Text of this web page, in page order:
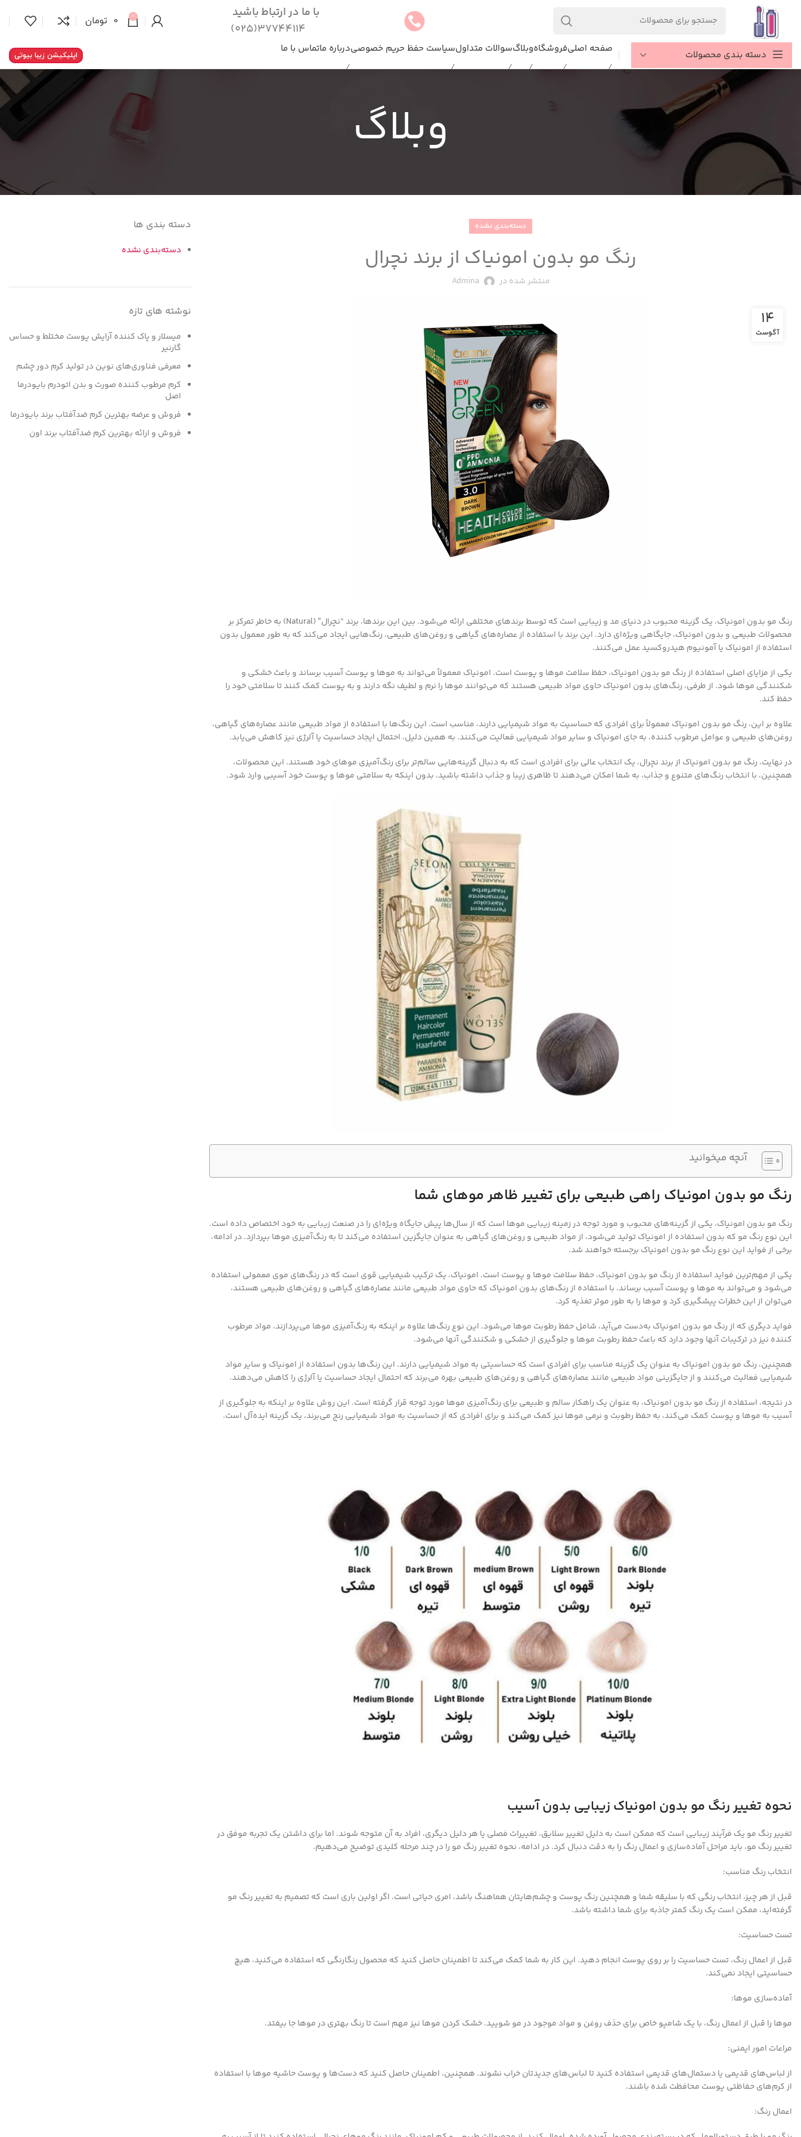
با ما در ارتباط باشید
37744114(025)
0
0 تومان
دسته بندی محصولات صفحه اصلیفروشگاهوبلاگسوالات متداولسیاست حفظ حریم خصوصیدرباره ماتماس با ما اپلیکیشن زیبا بیوتی
وبلاگ
دسته‌بندی نشده
رنگ مو بدون امونیاک از برند نچرال
منتشر شده در Admina
14
آگوست
رنگ مو بدون امونیاک، یک گزینه محبوب در دنیای مد و زیبایی است که توسط برندهای مختلفی ارائه می‌شود. بین این برندها، برند “نچرال” (Natural) به خاطر تمرکز بر
محصولات طبیعی و بدون امونیاک، جایگاهی ویژه‌ای دارد. این برند با استفاده از عصاره‌های گیاهی و روغن‌های طبیعی، رنگ‌هایی ایجاد می‌کند که به طور معمول بدون
استفاده از امونیاک یا آمونیوم هیدروکسید عمل می‌کنند.
یکی از مزایای اصلی استفاده از رنگ مو بدون امونیاک، حفظ سلامت موها و پوست است. امونیاک معمولاً می‌تواند به موها و پوست آسیب برساند و باعث خشکی و
شکنندگی موها شود. از طرفی، رنگ‌های بدون امونیاک حاوی مواد طبیعی هستند که می‌توانند موها را نرم و لطیف نگه دارند و به پوست کمک کنند تا سلامتی خود را
حفظ کند.
علاوه بر این، رنگ مو بدون امونیاک معمولاً برای افرادی که حساسیت به مواد شیمیایی دارند، مناسب است. این رنگ‌ها با استفاده از مواد طبیعی مانند عصاره‌های گیاهی،
روغن‌های طبیعی و عوامل مرطوب کننده، به جای امونیاک و سایر مواد شیمیایی فعالیت می‌کنند. به همین دلیل، احتمال ایجاد حساسیت یا آلرژی نیز کاهش می‌یابد.
در نهایت، رنگ مو بدون امونیاک از برند نچرال، یک انتخاب عالی برای افرادی است که به دنبال گزینه‌هایی سالم‌تر برای رنگ‌آمیزی موهای خود هستند. این محصولات،
همچنین، با انتخاب رنگ‌های متنوع و جذاب، به شما امکان می‌دهند تا ظاهری زیبا و جذاب داشته باشید، بدون اینکه به سلامتی موها و پوست خود آسیبی وارد شود.
آنچه میخوانید
رنگ مو بدون امونیاک راهی طبیعی برای تغییر ظاهر موهای شما
رنگ مو بدون امونیاک، یکی از گزینه‌های محبوب و مورد توجه در زمینه زیبایی موها است که از سال‌ها پیش جایگاه ویژه‌ای را در صنعت زیبایی به خود اختصاص داده است.
این نوع رنگ مو که بدون استفاده از امونیاک تولید می‌شود، از مواد طبیعی و روغن‌های گیاهی به عنوان جایگزین استفاده می‌کند تا به رنگ‌آمیزی موها بپردازد. در ادامه،
برخی از فواید این نوع رنگ مو بدون امونیاک برجسته خواهند شد.
یکی از مهم‌ترین فواید استفاده از رنگ مو بدون امونیاک، حفظ سلامت موها و پوست است. امونیاک، یک ترکیب شیمیایی قوی است که در رنگ‌های موی معمولی استفاده
می‌شود و می‌تواند به موها و پوست آسیب برساند. با استفاده از رنگ‌های بدون امونیاک که حاوی مواد طبیعی مانند عصاره‌های گیاهی و روغن‌های طبیعی هستند،
می‌توان از این خطرات پیشگیری کرد و موها را به طور موثر تغذیه کرد.
فواید دیگری که از رنگ مو بدون امونیاک به‌دست می‌آید، شامل حفظ رطوبت موها می‌شود. این نوع رنگ‌ها علاوه بر اینکه به رنگ‌آمیزی موها می‌پردازند، مواد مرطوب
کننده نیز در ترکیبات آنها وجود دارد که باعث حفظ رطوبت موها و جلوگیری از خشکی و شکنندگی آنها می‌شود.
همچنین، رنگ مو بدون امونیاک به عنوان یک گزینه مناسب برای افرادی است که حساسیتی به مواد شیمیایی دارند. این رنگ‌ها بدون استفاده از امونیاک و سایر مواد
شیمیایی فعالیت می‌کنند و از جایگزینی مواد طبیعی مانند عصاره‌های گیاهی و روغن‌های طبیعی بهره می‌برند که احتمال ایجاد حساسیت یا آلرژی را کاهش می‌دهند.
در نتیجه، استفاده از رنگ مو بدون امونیاک، به عنوان یک راهکار سالم و طبیعی برای رنگ‌آمیزی موها مورد توجه قرار گرفته است. این روش علاوه بر اینکه به جلوگیری از
آسیب به موها و پوست کمک می‌کند، به حفظ رطوبت و نرمی موها نیز کمک می‌کند و برای افرادی که از حساسیت به مواد شیمیایی رنج می‌برند، یک گزینه ایده‌آل است.
نحوه تغییر رنگ مو بدون امونیاک زیبایی بدون آسیب
تغییر رنگ مو یک فرآیند زیبایی است که ممکن است به دلیل تغییر سلایق، تغییرات فصلی یا هر دلیل دیگری، افراد به آن متوجه شوند. اما برای داشتن یک تجربه موفق در
تغییر رنگ مو، باید مراحل آماده‌سازی و اعمال رنگ را به دقت دنبال کرد. در ادامه، نحوه تغییر رنگ مو را در چند مرحله کلیدی توضیح می‌دهیم.
انتخاب رنگ مناسب:
قبل از هر چیز، انتخاب رنگی که با سلیقه شما و همچنین رنگ پوست و چشم‌هایتان هماهنگ باشد، امری حیاتی است. اگر اولین باری است که تصمیم به تغییر رنگ مو
گرفته‌اید، ممکن است یک رنگ کمتر جاذبه برای شما داشته باشد.
تست حساسیت:
قبل از اعمال رنگ، تست حساسیت را بر روی پوست انجام دهید. این کار به شما کمک می‌کند تا اطمینان حاصل کنید که محصول رنگارنگی که استفاده می‌کنید، هیچ
حساسیتی ایجاد نمی‌کند.
آماده‌سازی موها:
موها را قبل از اعمال رنگ، با یک شامپو خاص برای حذف روغن و مواد موجود در مو شویید. خشک کردن موها نیز مهم است تا رنگ بهتری در موها جا بیفتد.
مراعات امور ایمنی:
از لباس‌های قدیمی یا دستمال‌های قدیمی استفاده کنید تا لباس‌های جدیدتان خراب نشوند. همچنین، اطمینان حاصل کنید که دست‌ها و پوست حاشیه موها با استفاده
از کرم‌های حفاظتی پوست محافظت شده باشند.
اعمال رنگ:
دسته بندی ها
دسته‌بندی نشده
نوشته های تازه
میسلار و پاک کننده آرایش پوست مختلط و حساس
گارنیر
معرفی فناوری‌های نوین در تولید کرم دور چشم
کرم مرطوب کننده صورت و بدن اتودرم بایودرما
اصل
فروش و عرضه بهترین کرم ضدآفتاب برند بایودرما
فروش و ارائه بهترین کرم ضدآفتاب برند اون